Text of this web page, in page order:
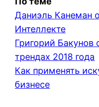
Даниэль Канеман
Интеллекте
Григорий Бакунов
трендах 2018 года
Как применять
бизнесе